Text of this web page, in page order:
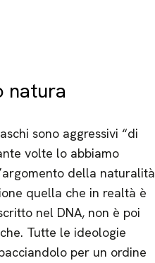
natura
sono aggressivi “di
volte lo abbiamo
della naturalità
quella che in realtà è
nel DNA, non è poi
Tutte le ideologie
per un ordine